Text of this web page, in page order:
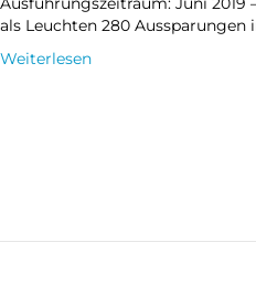
als Leuchten 280 Aussparungen
Weiterlesen